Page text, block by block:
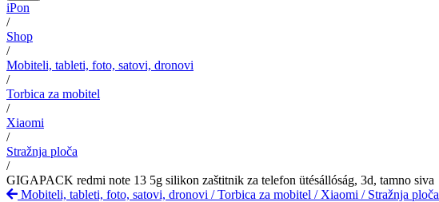
iPon
/
Shop
/
Mobiteli, tableti, foto, satovi, dronovi
/
Torbica za mobitel
/
Xiaomi
/
Stražnja ploča
/
GIGAPACK redmi note 13 5g silikon zaštitnik za telefon ütésállóság, 3d, tamno siva
Mobiteli, tableti, foto, satovi, dronovi /Torbica za mobitel / Xiaomi / Stražnja ploča